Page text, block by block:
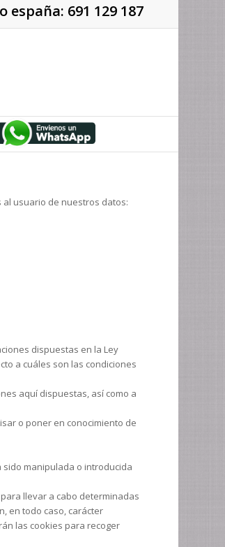
españa: 691 129 187
al usuario de nuestros datos:
dispuestas en la Ley
a cuáles son las condiciones
aquí dispuestas, así como a
o poner en conocimiento de
manipulada o introducida
llevar a cabo determinadas
en todo caso, carácter
las cookies para recoger